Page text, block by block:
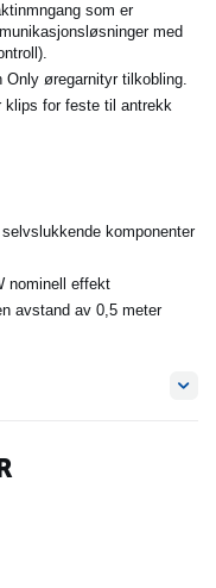
som er
med
øregarnityr tilkobling.
klips for feste til antrekk
komponenter
nominell effekt
avstand av 0,5 meter